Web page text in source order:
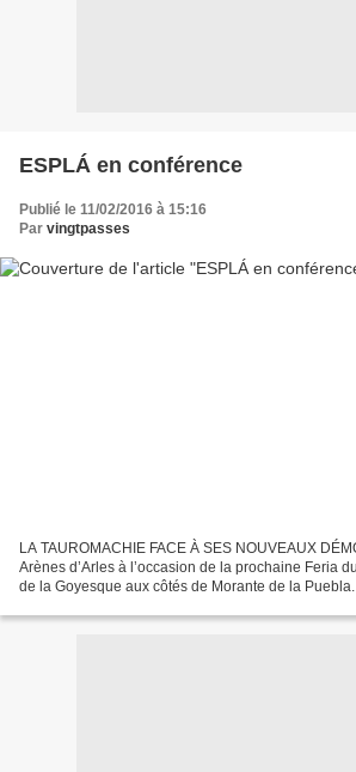
ESPLÁ en conférence
Publié le 11/02/2016 à 15:16
Par vingtpasses
LA TAUROMACHIE FACE À SES NOUVEAUX
Arènes d’Arles à l’occasion de la prochaine Feria
de la Goyesque aux côtés de Morante de la